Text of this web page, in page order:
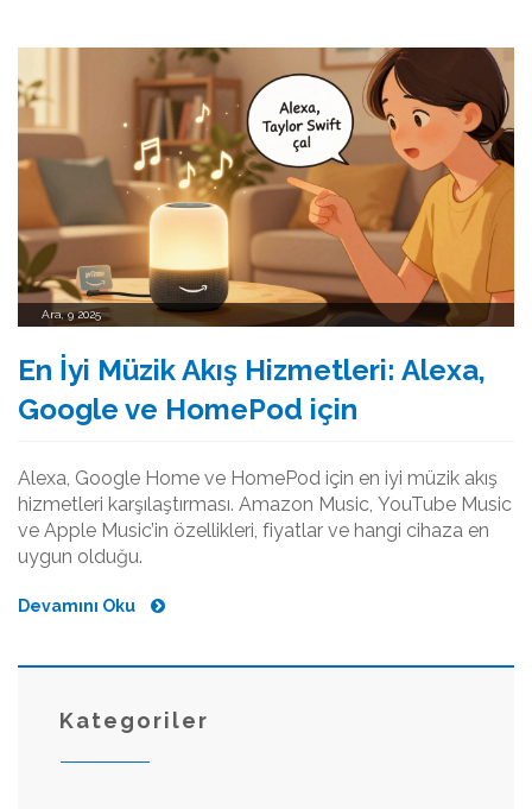
Ara, 9 2025
En İyi Müzik Akış Hizmetleri: Alexa,
Google ve HomePod için
Alexa, Google Home ve HomePod için en iyi müzik akış
hizmetleri karşılaştırması. Amazon Music, YouTube Music
ve Apple Music’in özellikleri, fiyatlar ve hangi cihaza en
uygun olduğu.
Devamını Oku
Kategoriler